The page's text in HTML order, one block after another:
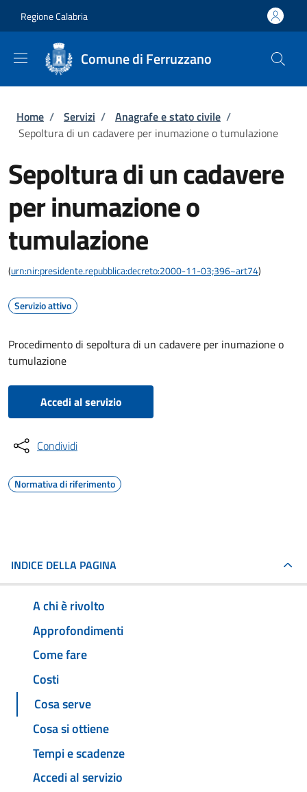
Regione Calabria
Comune di Ferruzzano
Briciole di pane
Home / Servizi / Anagrafe e stato civile /
Sepoltura di un cadavere per inumazione o tumulazione
Sepoltura di un cadavere
per inumazione o
tumulazione
(urn:nir:presidente.repubblica:decreto:2000-11-03;396~art74)
Servizio attivo
Procedimento di sepoltura di un cadavere per inumazione o
tumulazione
Accedi al servizio
Condividi
Normativa di riferimento
INDICE DELLA PAGINA
A chi è rivolto
Approfondimenti
Come fare
Costi
Cosa serve
Cosa si ottiene
Tempi e scadenze
Accedi al servizio